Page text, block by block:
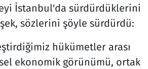
İstanbul'da sürdürdüklerini
sözlerini şöyle sürdürdü:
hükümetler arası
ekonomik görünümü, ortak